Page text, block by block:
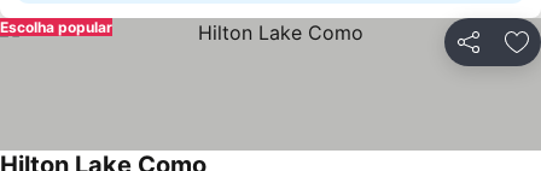
Partilhar
Escolha popular
Hilton Lake Como